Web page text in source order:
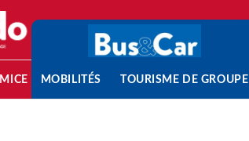
MICE MOBILITÉS TOURISME DE GROUPE